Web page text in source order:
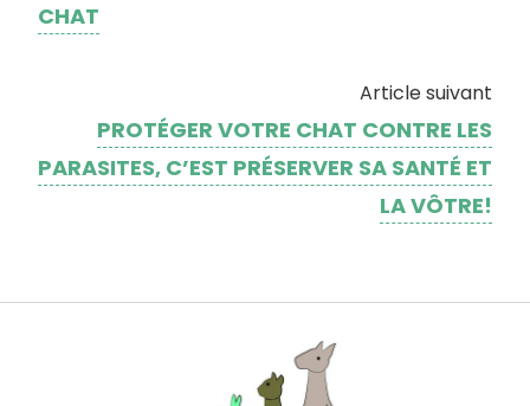
CHAT
Article suivant
PROTÉGER VOTRE CHAT CONTRE LES
PARASITES, C’EST PRÉSERVER SA SANTÉ ET
LA VÔTRE!